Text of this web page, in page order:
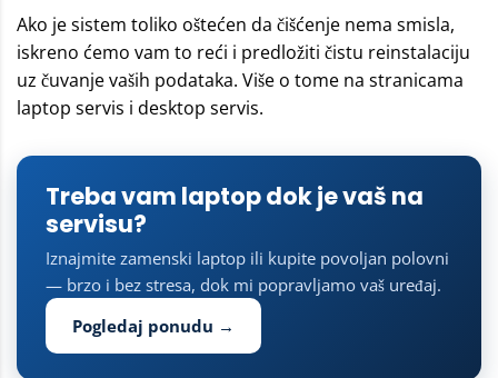
Ako je sistem toliko oštećen da čišćenje nema smisla,
iskreno ćemo vam to reći i predložiti čistu reinstalaciju
uz čuvanje vaših podataka. Više o tome na stranicama
laptop servis i desktop servis.
Treba vam laptop dok je vaš na
servisu?
Iznajmite zamenski laptop ili kupite povoljan polovni
— brzo i bez stresa, dok mi popravljamo vaš uređaj.
Pogledaj ponudu →